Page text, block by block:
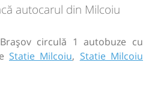
autocarul din Milcoiu
circulă 1 autobuze cu
Statie Milcoiu, Statie Milcoiu